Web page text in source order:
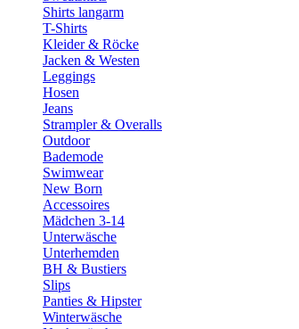
Shirts langarm
T-Shirts
Kleider & Röcke
Jacken & Westen
Leggings
Hosen
Jeans
Strampler & Overalls
Outdoor
Bademode
Swimwear
New Born
Accessoires
Mädchen 3-14
Unterwäsche
Unterhemden
BH & Bustiers
Slips
Panties & Hipster
Winterwäsche